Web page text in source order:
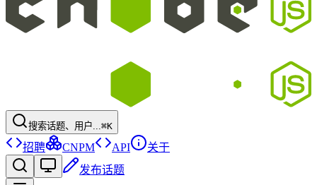
搜索话题、用户...⌘K
招聘 CNPM API
关于
发布话题